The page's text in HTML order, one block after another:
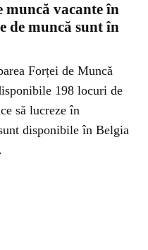
muncă vacante în
de muncă sunt în
Forței de Muncă
198 locuri de
să lucreze în
disponibile în Belgia
.